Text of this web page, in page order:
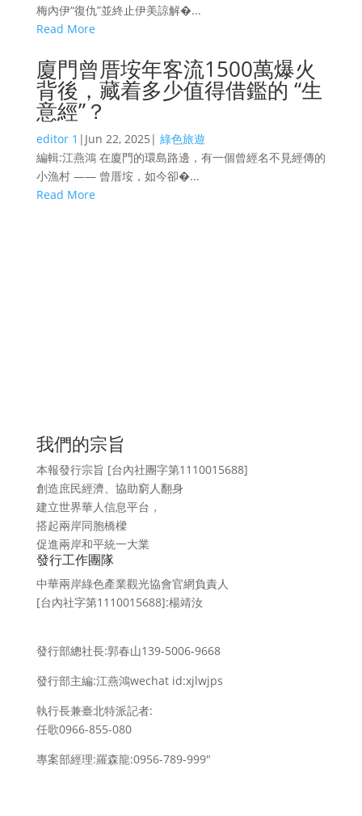
梅內伊“復仇”並終止伊美諒解�...
Read More
廈門曾厝垵年客流1500萬爆火
背後，藏着多少值得借鑑的 “生
意經”？
editor 1 | Jun 22, 2025 | 綠色旅遊
編輯:江燕鴻 在廈門的環島路邊，有一個曾經名不見經傳的
小漁村 —— 曾厝垵，如今卻�...
Read More
我們的宗旨
本報發行宗旨 [台內社團字第1110015688]
創造庶民經濟、協助窮人翻身
建立世界華人信息平台，
搭起兩岸同胞橋樑
促進兩岸和平統一大業
發行工作團隊
中華兩岸綠色產業觀光協會官網負責人
[台內社字第1110015688]:楊靖汝
發行部總社長:郭春山139-5006-9668
發行部主編:江燕鴻wechat id:xjlwjps
執行長兼臺北特派記者:
任歌0966-855-080
專案部經理:羅森龍:0956-789-999″